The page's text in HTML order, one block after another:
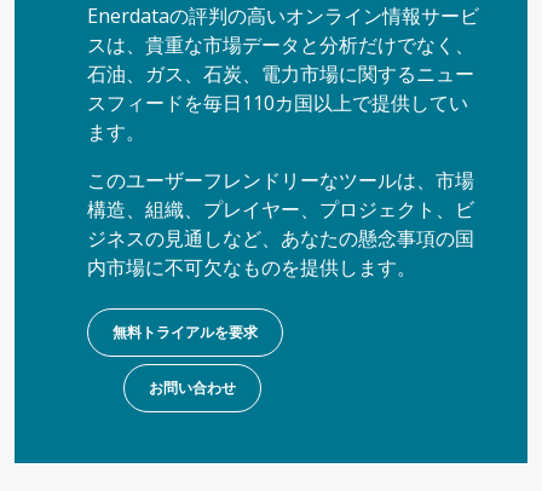
Enerdataの評判の高いオンライン情報サービ
スは、貴重な市場データと分析だけでなく、
石油、ガス、石炭、電力市場に関するニュー
スフィードを毎日110カ国以上で提供してい
ます。
このユーザーフレンドリーなツールは、市場
構造、組織、プレイヤー、プロジェクト、ビ
ジネスの見通しなど、あなたの懸念事項の国
内市場に不可欠なものを提供します。
無料トライアルを要求
お問い合わせ